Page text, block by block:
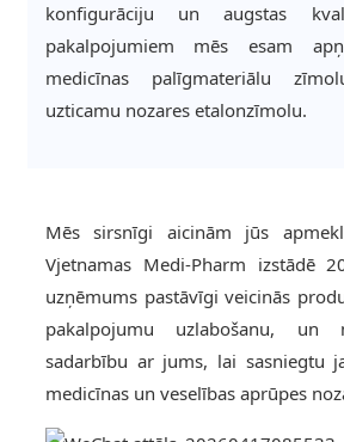
konfigurāciju un augstas
pakalpojumiem mēs esam
medicīnas palīgmateriālu
uzticamu nozares etalonzīmolu.
Mēs sirsnīgi aicinām jūs
Vjetnamas Medi-Pharm izstādē
uzņēmums pastāvīgi veicinās
pakalpojumu uzlabošanu,
sadarbību ar jums, lai sasniegtu
medicīnas un veselības aprūpes